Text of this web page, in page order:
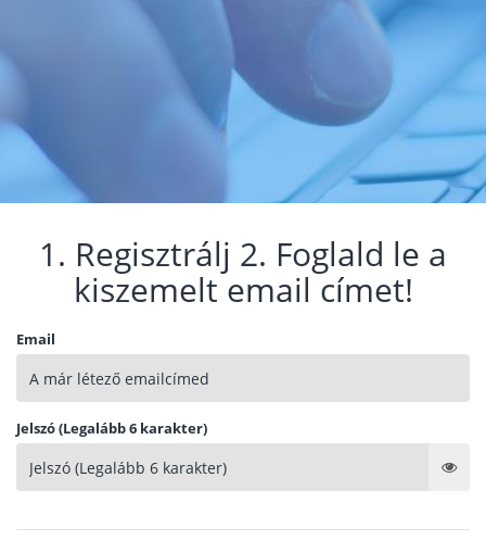
1. Regisztrálj 2. Foglald le a
kiszemelt email címet!
Email
Jelszó (Legalább 6 karakter)